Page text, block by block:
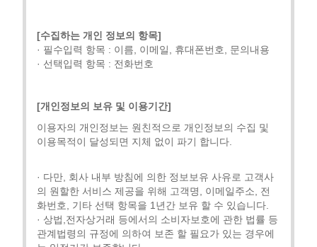
[수집하는 개인 정보의 항목]
· 필수입력 항목 : 이름, 이메일, 휴대폰번호, 문의내용
· 선택입력 항목 : 전화번호
[개인정보의 보유 및 이용기간]
이용자의 개인정보는 원친적으로 개인정보의 수집 및
이용목적이 달성되면 지체 없이 파기 합니다.
· 다만, 회사 내부 방침에 의한 정보보유 사유로 고객사
의 원할한 서비스 제공을 위해 고객명, 이메일주소, 전
화번호, 기타 선택 항목을 1년간 보유 할 수 있습니다.
· 상법,전자상거래 등에서의 소비자보호에 관한 법률 등
관계법령의 규정에 의하여 보존 할 필요가 있는 경우에